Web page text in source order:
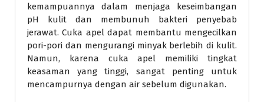
kemampuannya dalam menjaga keseimbangan
pH kulit dan membunuh bakteri penyebab
jerawat. Cuka apel dapat membantu mengecilkan
pori-pori dan mengurangi minyak berlebih di kulit.
Namun, karena cuka apel memiliki tingkat
keasaman yang tinggi, sangat penting untuk
mencampurnya dengan air sebelum digunakan.